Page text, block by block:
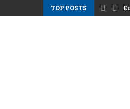
TOP POSTS